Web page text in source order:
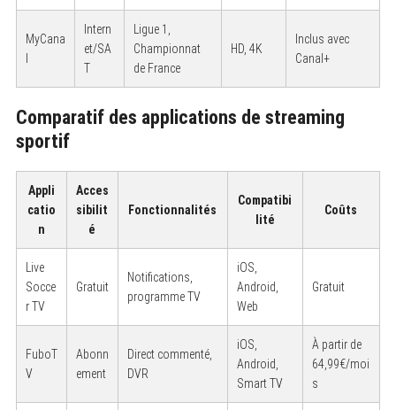
MyCana
Intern
et/SA
T
Ligue 1,
Championnat
de France
HD, 4K
Inclus avec
Canal+
Comparatif des applications de streaming
sportif
Appli
catio
n
Acces
sibilit
é
Fonctionnalités
Compatibi
lité
Coûts
Live
Socce
r TV
Gratuit
Notifications,
programme TV
iOS,
Android,
Web
Gratuit
FuboT
V
Abonn
ement
Direct commenté,
DVR
iOS,
Android,
Smart TV
À partir de
64,99€/moi
s